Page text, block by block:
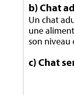
b) Chat
Un chat
une
son niveau
c) Chat